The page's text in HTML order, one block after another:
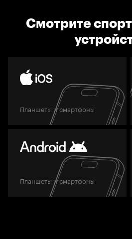
Смотрите
Планшеты и смартфоны
Планшеты и смартфоны